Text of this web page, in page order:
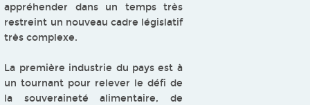
appréhender dans un temps très
restreint un nouveau cadre législatif
très complexe.
La première industrie du pays est à
un tournant pour relever le défi de
la souveraineté alimentaire, de